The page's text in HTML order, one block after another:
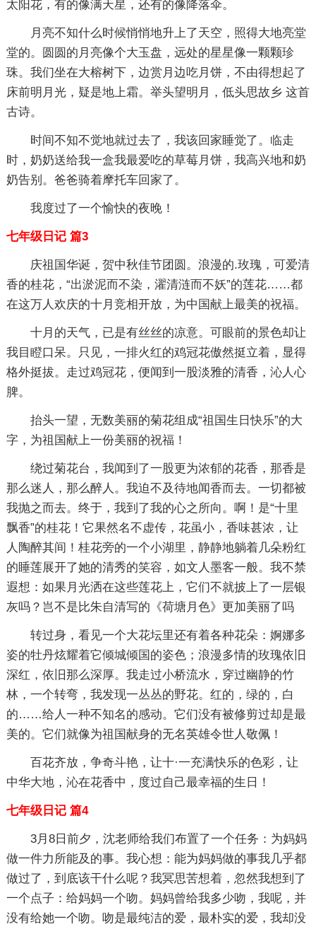
太阳花，有的像满天星，还有的像降落伞。
月亮不知什么时候悄悄地升上了天空，照得大地亮堂
堂的。圆圆的月亮像个大玉盘，远处的星星像一颗颗珍
珠。我们坐在大榕树下，边赏月边吃月饼，不由得想起了
床前明月光，疑是地上霜。举头望明月，低头思故乡 这首
古诗。
时间不知不觉地就过去了，我该回家睡觉了。临走
时，奶奶送给我一盒我最爱吃的草莓月饼，我高兴地和奶
奶告别。爸爸骑着摩托车回家了。
我度过了一个愉快的夜晚！
七年级日记 篇3
庆祖国华诞，贺中秋佳节团圆。浪漫的.玫瑰，可爱清
香的桂花，“出淤泥而不染，濯清涟而不妖”的莲花……都
在这万人欢庆的十月竞相开放，为中国献上最美的祝福。
十月的天气，已是有丝丝的凉意。可眼前的景色却让
我目瞪口呆。只见，一排火红的鸡冠花傲然挺立着，显得
格外挺拔。走过鸡冠花，便闻到一股淡雅的清香，沁人心
脾。
抬头一望，无数美丽的菊花组成“祖国生日快乐”的大
字，为祖国献上一份美丽的祝福！
绕过菊花台，我闻到了一股更为浓郁的花香，那香是
那么迷人，那么醉人。我迫不及待地闻香而去。一切都被
我抛之而去。终于，我到了我的心之所向。啊！是“十里
飘香”的桂花！它果然名不虚传，花虽小，香味甚浓，让
人陶醉其间！桂花旁的一个小湖里，静静地躺着几朵粉红
的睡莲展开了她的清秀的笑容，如文人墨客一般。我不禁
遐想：如果月光洒在这些莲花上，它们不就披上了一层银
灰吗？岂不是比朱自清写的《荷塘月色》更加美丽了吗
转过身，看见一个大花坛里还有着各种花朵：婀娜多
姿的牡丹炫耀着它倾城倾国的姿色；浪漫多情的玫瑰依旧
深红，依旧那么深厚。我走过小桥流水，穿过幽静的竹
林，一个转弯，我发现一丛丛的野花。红的，绿的，白
的……给人一种不知名的感动。它们没有被修剪过却是最
美的。它们就像为祖国献身的无名英雄令世人敬佩！
百花齐放，争奇斗艳，让十·一充满快乐的色彩，让
中华大地，沁在花香中，度过自己最幸福的生日！
七年级日记 篇4
3月8日前夕，沈老师给我们布置了一个任务：为妈妈
做一件力所能及的事。我心想：能为妈妈做的事我几乎都
做过了，到底该干什么呢？我冥思苦想着，忽然我想到了
一个点子：给妈妈一个吻。妈妈曾给我多少吻，我呢，并
没有给她一个吻。吻是最纯洁的爱，最朴实的爱，我却没